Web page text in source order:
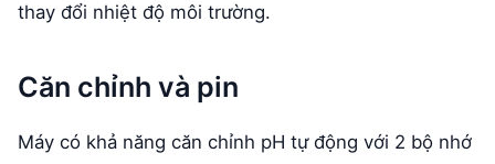
thay đổi nhiệt độ môi trường.
Căn chỉnh và pin
Máy có khả năng căn chỉnh pH tự động với 2 bộ nhớ